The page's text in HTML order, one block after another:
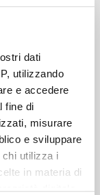
dati
utilizzando
e accedere
fine di
misurare
e sviluppare
utilizza i
in materia di
digitale
A Vela:
dalle
Una